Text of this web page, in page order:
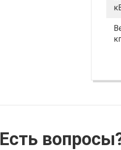
кг
Есть